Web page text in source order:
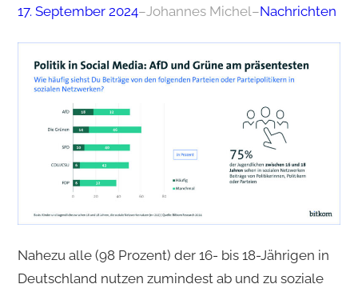
17. September 2024–Johannes Michel–Nachrichten
Nahezu alle (98 Prozent) der 16- bis 18-Jährigen in
Deutschland nutzen zumindest ab und zu soziale